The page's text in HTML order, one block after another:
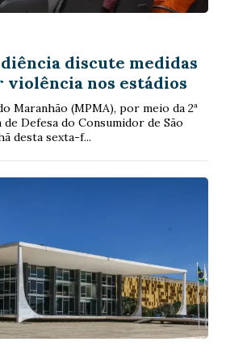
discute medidas
nos estádios
Maranhão (MPMA), por meio da 2ª
Defesa do Consumidor de São
desta sexta-f...